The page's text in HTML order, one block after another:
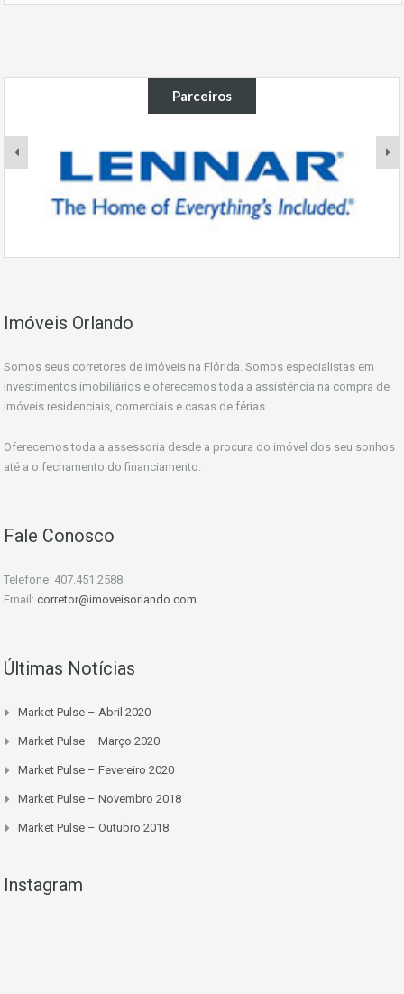
Parceiros
Imóveis Orlando
Somos seus corretores de imóveis na Flórida. Somos especialistas em
investimentos imobiliários e oferecemos toda a assistência na compra de
imóveis residenciais, comerciais e casas de férias.
Oferecemos toda a assessoria desde a procura do imóvel dos seu sonhos
até a o fechamento do financiamento.
Fale Conosco
Telefone: 407.451.2588
Email: corretor@imoveisorlando.com
Últimas Notícias
Market Pulse – Abril 2020
Market Pulse – Março 2020
Market Pulse – Fevereiro 2020
Market Pulse – Novembro 2018
Market Pulse – Outubro 2018
Instagram